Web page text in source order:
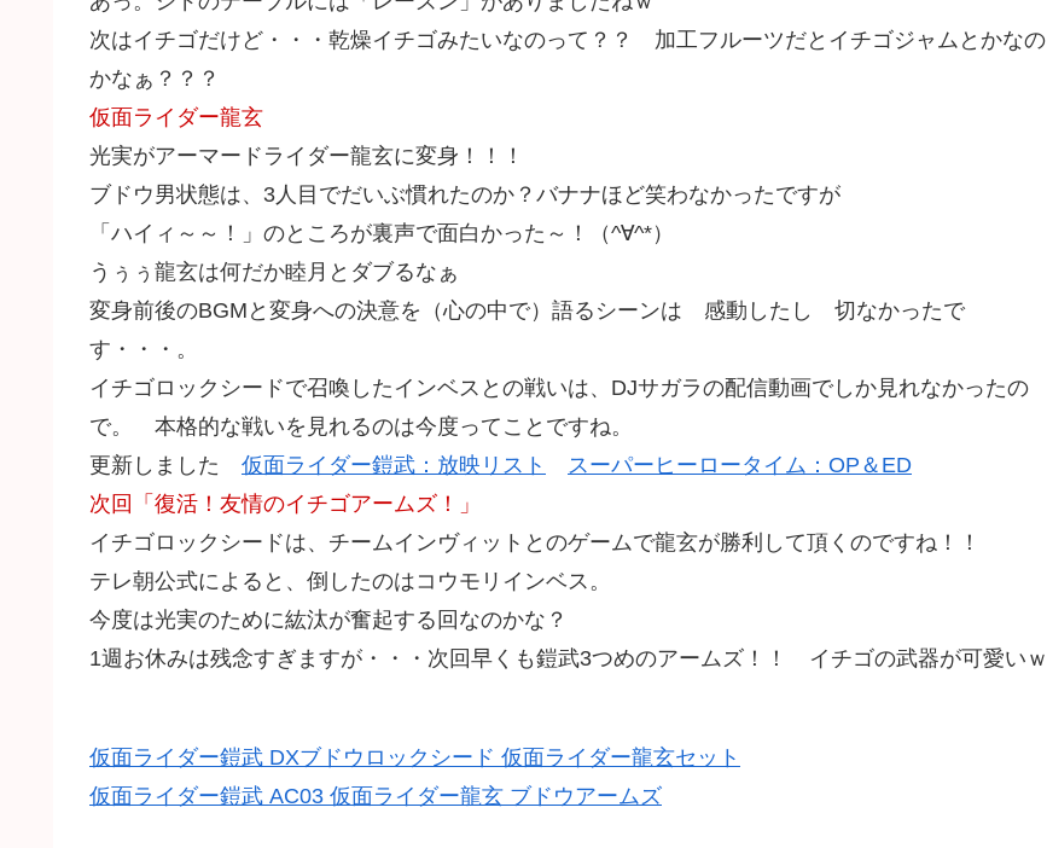
次はイチゴだけど・・・乾燥イチゴみたいなのって？？ 加工フルーツだとイチゴジャムとかなの
かなぁ？？？
仮面ライダー龍玄
光実がアーマードライダー龍玄に変身！！！
ブドウ男状態は、3人目でだいぶ慣れたのか？バナナほど笑わなかったですが
「ハイィ～～！」のところが裏声で面白かった～！（^∀^*）
うぅぅ龍玄は何だか睦月とダブるなぁ
変身前後のBGMと変身への決意を（心の中で）語るシーンは 感動したし 切なかったで
す・・・。
イチゴロックシードで召喚したインベスとの戦いは、DJサガラの配信動画でしか見れなかったの
で。 本格的な戦いを見れるのは今度ってことですね。
更新しました 仮面ライダー鎧武：放映リスト
スーパーヒーロータイム：OP＆ED
次回「復活！友情のイチゴアームズ！」
イチゴロックシードは、チームインヴィットとのゲームで龍玄が勝利して頂くのですね！！
テレ朝公式によると、倒したのはコウモリインベス。
今度は光実のために紘汰が奮起する回なのかな？
1週お休みは残念すぎますが・・・次回早くも鎧武3つめのアームズ！！ イチゴの武器が可愛いｗ
仮面ライダー鎧武 DXブドウロックシード 仮面ライダー龍玄セット
仮面ライダー鎧武 AC03 仮面ライダー龍玄 ブドウアームズ